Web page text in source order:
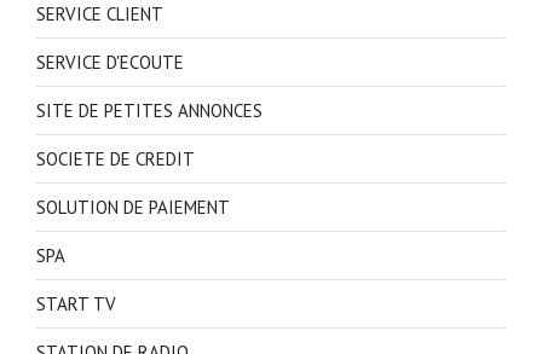
SERVICE CLIENT
SERVICE D'ECOUTE
SITE DE PETITES ANNONCES
SOCIETE DE CREDIT
SOLUTION DE PAIEMENT
SPA
START TV